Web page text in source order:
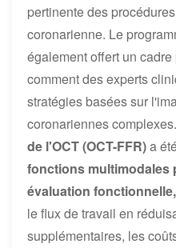
pertinente des
coronarienne. Le
également offert un
comment des experts
stratégies basées sur
coronariennes
de l'OCT (OCT-FFR)a
fonctions multimodales
évaluation fonctionnelle,
le flux de travail en
supplémentaires, les